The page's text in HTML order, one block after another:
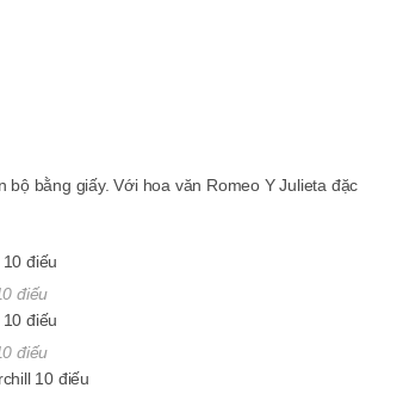
bằng giấy. Với hoa văn Romeo Y Julieta đặc
điếu
điếu